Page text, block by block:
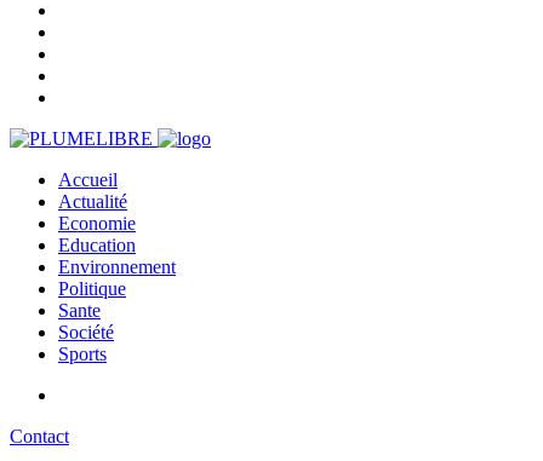
Accueil
Actualité
Economie
Education
Environnement
Politique
Sante
Société
Sports
Contact